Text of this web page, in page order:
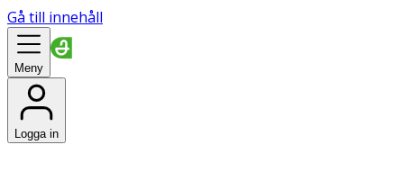
Gå till innehåll
Meny
Logga in